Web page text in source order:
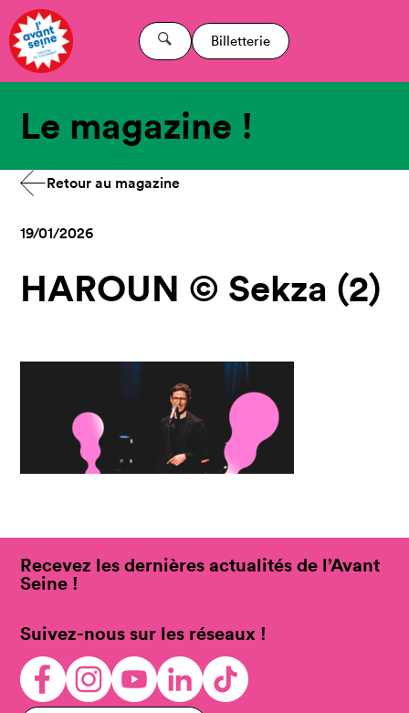
Billetterie
Le magazine !
Retour au magazine
19/01/2026
HAROUN © Sekza (2)
Recevez les dernières actualités de l’Avant
Seine !
Suivez-nous sur les réseaux !